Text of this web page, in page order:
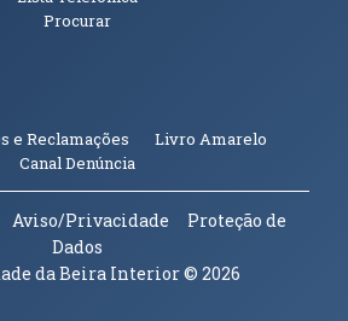
Procurar
e Reclamações Livro Amarelo
Canal Denúncia(abre em nova janela)
Aviso/Privacidade
Proteção de
Dados
da Beira Interior© 2026